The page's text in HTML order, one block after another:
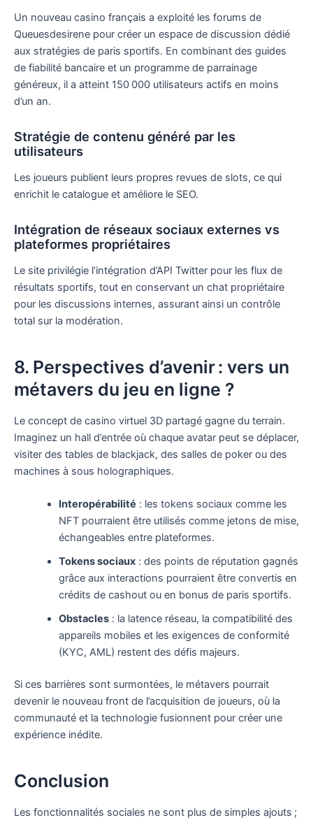
Un nouveau casino français a exploité les forums de
Queuesdesirene pour créer un espace de discussion dédié
aux stratégies de paris sportifs. En combinant des guides
de fiabilité bancaire et un programme de parrainage
généreux, il a atteint 150 000 utilisateurs actifs en moins
d’un an.
Stratégie de contenu généré par les
utilisateurs
Les joueurs publient leurs propres revues de slots, ce qui
enrichit le catalogue et améliore le SEO.
Intégration de réseaux sociaux externes vs
plateformes propriétaires
Le site privilégie l’intégration d’API Twitter pour les flux de
résultats sportifs, tout en conservant un chat propriétaire
pour les discussions internes, assurant ainsi un contrôle
total sur la modération.
8. Perspectives d’avenir : vers un
métavers du jeu en ligne ?
Le concept de casino virtuel 3D partagé gagne du terrain.
Imaginez un hall d’entrée où chaque avatar peut se déplacer,
visiter des tables de blackjack, des salles de poker ou des
machines à sous holographiques.
Interopérabilité : les tokens sociaux comme les
NFT pourraient être utilisés comme jetons de mise,
échangeables entre plateformes.
Tokens sociaux: des points de réputation gagnés
grâce aux interactions pourraient être convertis en
crédits de cashout ou en bonus de paris sportifs.
Obstacles: la latence réseau, la compatibilité des
appareils mobiles et les exigences de conformité
(KYC, AML) restent des défis majeurs.
Si ces barrières sont surmontées, le métavers pourrait
devenir le nouveau front de l’acquisition de joueurs, où la
communauté et la technologie fusionnent pour créer une
expérience inédite.
Conclusion
Les fonctionnalités sociales ne sont plus de simples ajouts ;